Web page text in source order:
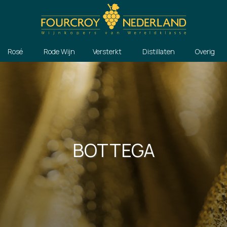
Rosé Rode Wijn Versterkt Distillaten Overig
BOTTEGA